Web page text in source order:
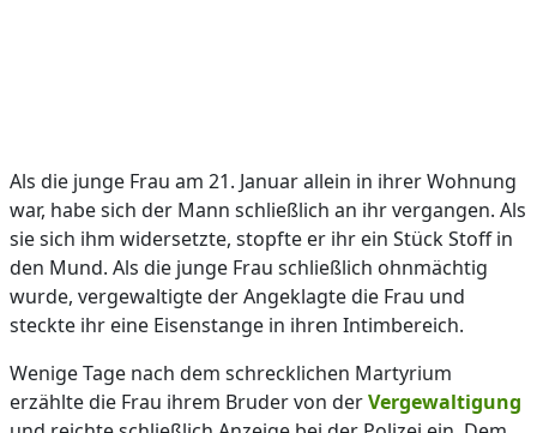
Als die junge Frau am 21. Januar allein in ihrer Wohnung
war, habe sich der Mann schließlich an ihr vergangen. Als
sie sich ihm widersetzte, stopfte er ihr ein Stück Stoff in
den Mund. Als die junge Frau schließlich ohnmächtig
wurde, vergewaltigte der Angeklagte die Frau und
steckte ihr eine Eisenstange in ihren Intimbereich.
Wenige Tage nach dem schrecklichen Martyrium
erzählte die Frau ihrem Bruder von derVergewaltigung